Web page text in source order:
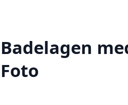
Badelagen
Foto